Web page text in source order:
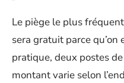
Le piège le plus
sera gratuit parce qu’on
pratique, deux postes
montant varie selon